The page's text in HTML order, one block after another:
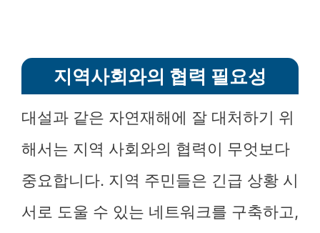
지역사회와의 협력 필요성
대설과 같은 자연재해에 잘 대처하기 위
해서는 지역 사회와의 협력이 무엇보다
중요합니다. 지역 주민들은 긴급 상황 시
서로 도울 수 있는 네트워크를 구축하고,